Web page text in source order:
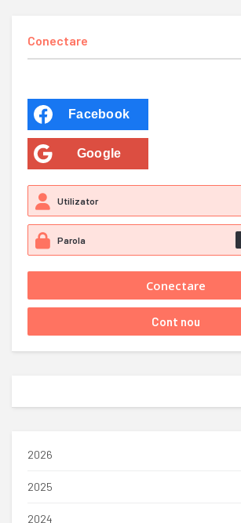
Conectare
Facebook
Google
2026
2025
2024